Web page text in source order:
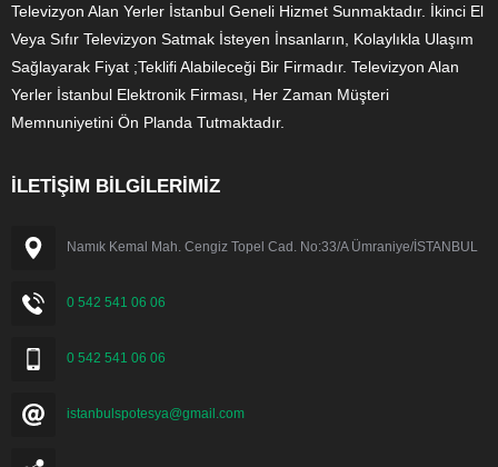
Televizyon Alan Yerler İstanbul Geneli Hizmet Sunmaktadır. İkinci El
Veya Sıfır Televizyon Satmak İsteyen İnsanların, Kolaylıkla Ulaşım
Sağlayarak Fiyat ;Teklifi Alabileceği Bir Firmadır. Televizyon Alan
Yerler İstanbul Elektronik Firması, Her Zaman Müşteri
Memnuniyetini Ön Planda Tutmaktadır.
İLETİŞİM BİLGİLERİMİZ
Namık Kemal Mah. Cengiz Topel Cad. No:33/A Ümraniye/İSTANBUL
0 542 541 06 06
0 542 541 06 06
istanbulspotesya@gmail.com